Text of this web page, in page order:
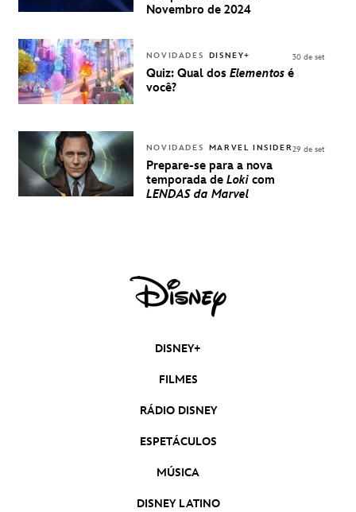
UMA
DISNEY
Novembro de 2024
NOVIDADES DISNEY+
Quiz: Qual dos Elementos é
você?
30 de set
NOVIDADES MARVEL INSIDER
Prepare-se para a nova
temporada de Loki com
LENDAS da Marvel
29 de set
DISNEY+
FILMES
RÁDIO DISNEY
ESPETÁCULOS
MÚSICA
DISNEY LATINO